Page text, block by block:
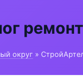
округ »